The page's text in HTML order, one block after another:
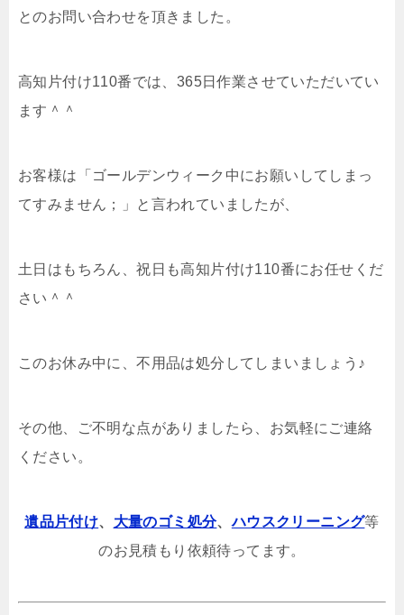
とのお問い合わせを頂きました。
高知片付け110番では、365日作業させていただいてい
ます＾＾
お客様は「ゴールデンウィーク中にお願いしてしまっ
てすみません；」と言われていましたが、
土日はもちろん、祝日も高知片付け110番にお任せくだ
さい＾＾
このお休み中に、不用品は処分してしまいましょう♪
その他、ご不明な点がありましたら、お気軽にご連絡
ください。
遺品片付け、 大量のゴミ処分、ハウスクリーニング等
のお見積もり依頼待ってます。